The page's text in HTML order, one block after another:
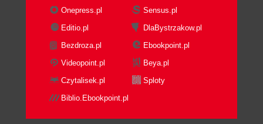
Usuwanie tabel za pomocą Dreamweavera (172)
Alternatywny tekst dla obrazków (174)
Rozdział 10. Projektowanie i budowanie serwisu
WWW (176)
Struktura folderów serwisu WWW (176)
Nawigacja po serwisie (178)
Onepress.pl
Sensus.pl
Editio.pl
DlaBystrzakow.pl
Bezdroza.pl
Ebookpoint.pl
Videopoint.pl
Beya.pl
Czytalisek.pl
Sploty
Biblio.Ebookpoint.pl